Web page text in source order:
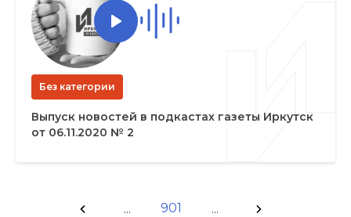
Без категории
Выпуск новостей в подкастах газеты Иркутск
от 06.11.2020 № 2
... 901 ...